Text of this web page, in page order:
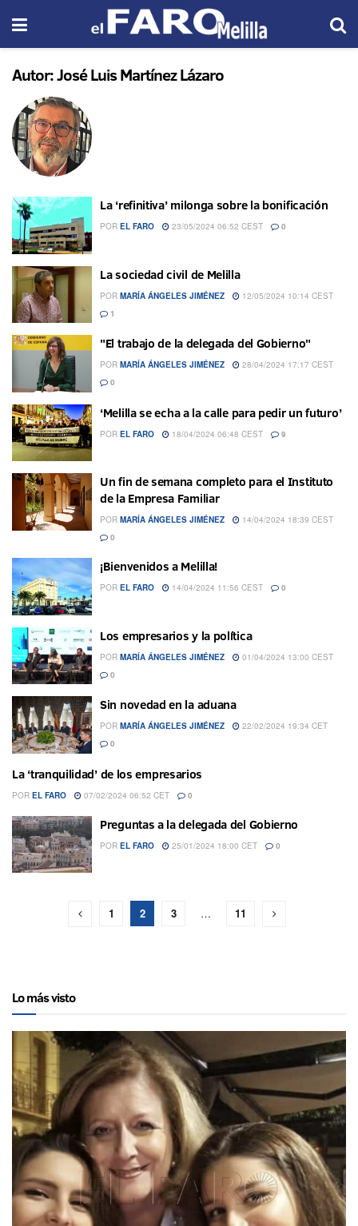
Autor:José Luis Martínez Lázaro
La ‘refinitiva’ milonga sobre la bonificación
POR EL FARO 23/05/2024 06:52 CEST 0
La sociedad civil de Melilla
POR MARÍA ÁNGELES JIMÉNEZ
12/05/2024 10:14 CEST
1
"El trabajo de la delegada del Gobierno"
POR MARÍA ÁNGELES JIMÉNEZ
28/04/2024 17:17 CEST
0
‘Melilla se echa a la calle para pedir un futuro’
POR EL FARO 18/04/2024 06:48 CEST 9
Un fin de semana completo para el Instituto
de la Empresa Familiar
POR MARÍA ÁNGELES JIMÉNEZ
14/04/2024 18:39 CEST
0
¡Bienvenidos a Melilla!
POR EL FARO 14/04/2024 11:56 CEST 0
Los empresarios y la política
POR MARÍA ÁNGELES JIMÉNEZ
01/04/2024 13:00 CEST
0
Sin novedad en la aduana
POR MARÍA ÁNGELES JIMÉNEZ
22/02/2024 19:34 CET
0
La ‘tranquilidad’ de los empresarios
POR EL FARO 07/02/2024 06:52 CET 0
Preguntas a la delegada del Gobierno
POR EL FARO 25/01/2024 18:00 CET 0
1 2 3 … 11
Lo más visto